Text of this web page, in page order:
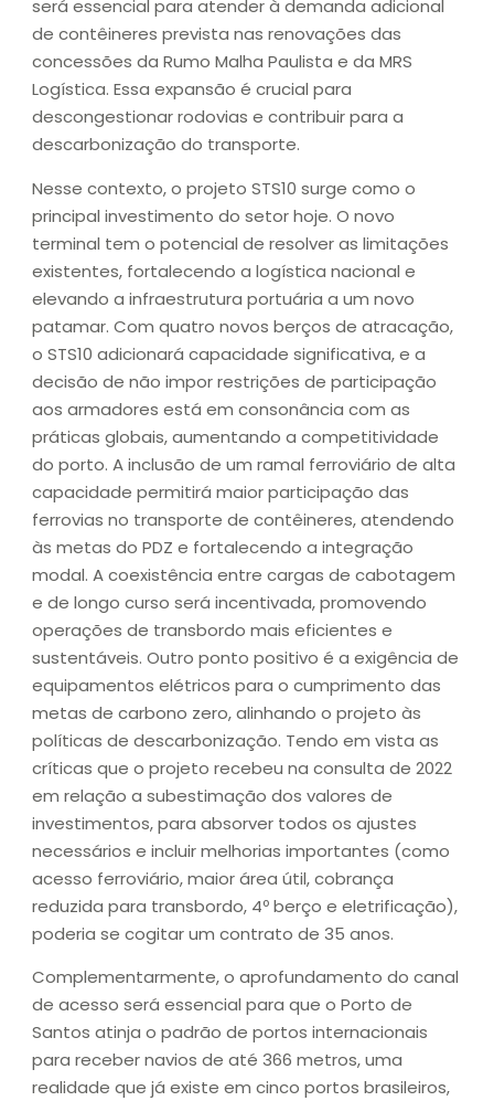
será essencial para atender à demanda adicional
de contêineres prevista nas renovações das
concessões da Rumo Malha Paulista e da MRS
Logística. Essa expansão é crucial para
descongestionar rodovias e contribuir para a
descarbonização do transporte.
Nesse contexto, o projeto STS10 surge como o
principal investimento do setor hoje. O novo
terminal tem o potencial de resolver as limitações
existentes, fortalecendo a logística nacional e
elevando a infraestrutura portuária a um novo
patamar. Com quatro novos berços de atracação,
o STS10 adicionará capacidade significativa, e a
decisão de não impor restrições de participação
aos armadores está em consonância com as
práticas globais, aumentando a competitividade
do porto. A inclusão de um ramal ferroviário de alta
capacidade permitirá maior participação das
ferrovias no transporte de contêineres, atendendo
às metas do PDZ e fortalecendo a integração
modal. A coexistência entre cargas de cabotagem
e de longo curso será incentivada, promovendo
operações de transbordo mais eficientes e
sustentáveis. Outro ponto positivo é a exigência de
equipamentos elétricos para o cumprimento das
metas de carbono zero, alinhando o projeto às
políticas de descarbonização. Tendo em vista as
críticas que o projeto recebeu na consulta de 2022
em relação a subestimação dos valores de
investimentos, para absorver todos os ajustes
necessários e incluir melhorias importantes (como
acesso ferroviário, maior área útil, cobrança
reduzida para transbordo, 4º berço e eletrificação),
poderia se cogitar um contrato de 35 anos.
Complementarmente, o aprofundamento do canal
de acesso será essencial para que o Porto de
Santos atinja o padrão de portos internacionais
para receber navios de até 366 metros, uma
realidade que já existe em cinco portos brasileiros,